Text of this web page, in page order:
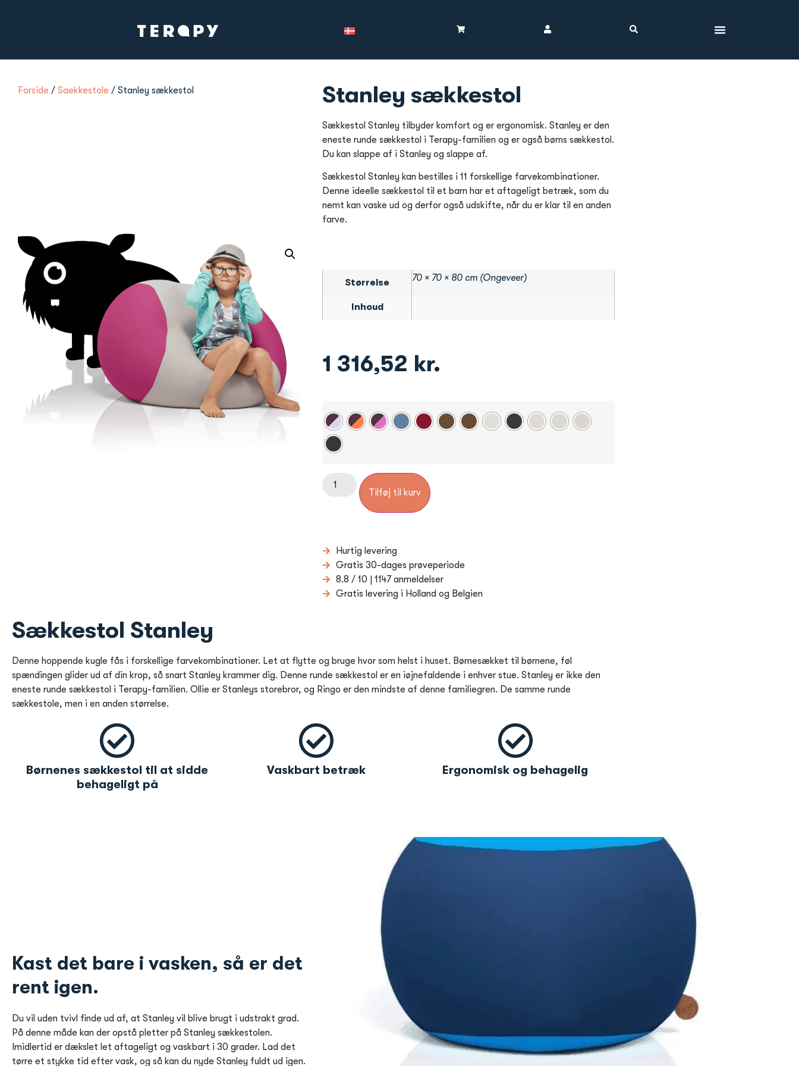
Forside / Saekkestole / Stanley sækkestol Stanley sækkestol
Sækkestol Stanley tilbyder komfort og er ergonomisk. Stanley er den
eneste runde sækkestol i Terapy-familien og er også børns sækkestol.
Du kan slappe af i Stanley og slappe af.
Sækkestol Stanley kan bestilles i 11 forskellige farvekombinationer.
Denne ideelle sækkestol til et barn har et aftageligt betræk, som du
nemt kan vaske ud og derfor også udskifte, når du er klar til en anden
farve.
Størrelse 70 × 70 × 80 cm (Ongeveer)
Inhoud
1 316,52 kr.
Tilføj til kurv
Hurtig levering
Gratis 30-dages prøveperiode
8.8 / 10 | 1147 anmeldelser
Gratis levering i Holland og Belgien
Sækkestol Stanley
Denne hoppende kugle fås i forskellige farvekombinationer. Let at flytte og bruge hvor som helst i huset. Børnesækket til børnene, føl
spændingen glider ud af din krop, så snart Stanley krammer dig. Denne runde sækkestol er en iøjnefaldende i enhver stue. Stanley er ikke den
eneste runde sækkestol i Terapy-familien. Ollie er Stanleys storebror, og Ringo er den mindste af denne familiegren. De samme runde
sækkestole, men i en anden størrelse.
Børnenes sækkestol til at sidde
behageligt på
Vaskbart betræk Ergonomisk og behagelig
Kast det bare i vasken, så er det
rent igen.
Du vil uden tvivl finde ud af, at Stanley vil blive brugt i udstrakt grad.
På denne måde kan der opstå pletter på Stanley sækkestolen.
Imidlertid er dækslet let aftageligt og vaskbart i 30 grader. Lad det
tørre et stykke tid efter vask, og så kan du nyde Stanley fuldt ud igen.